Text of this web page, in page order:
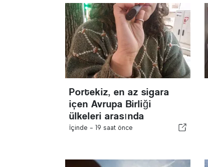
Portekiz, en az sigara
içen Avrupa Birliği
ülkeleri arasında
İçinde - 19 saat önce